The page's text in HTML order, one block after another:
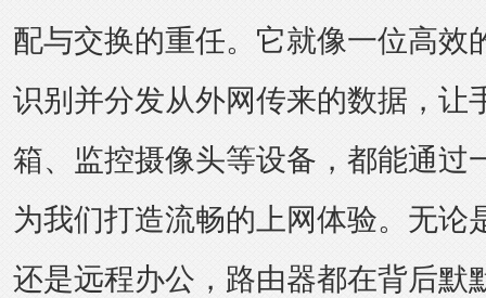
配与交换的重任。它就像一位高效
识别并分发从外网传来的数据，让
箱、监控摄像头等设备，都能通过
为我们打造流畅的上网体验。无论
还是远程办公，路由器都在背后默